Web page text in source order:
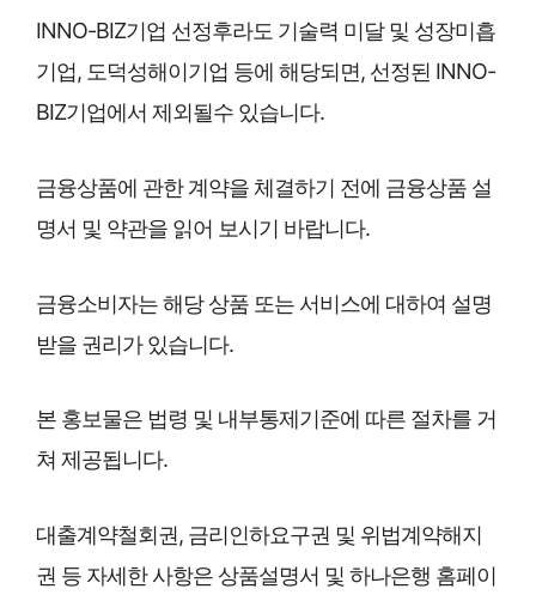
INNO-BIZ기업 선정후라도 기술력 미달 및 성장미흡
기업, 도덕성해이기업 등에 해당되면, 선정된 INNO-
BIZ기업에서 제외될수 있습니다.
금융상품에 관한 계약을 체결하기 전에 금융상품 설
명서 및 약관을 읽어 보시기 바랍니다.
금융소비자는 해당 상품 또는 서비스에 대하여 설명
받을 권리가 있습니다.
본 홍보물은 법령 및 내부통제기준에 따른 절차를 거
쳐 제공됩니다.
대출계약철회권, 금리인하요구권 및 위법계약해지
권 등 자세한 사항은 상품설명서 및 하나은행 홈페이